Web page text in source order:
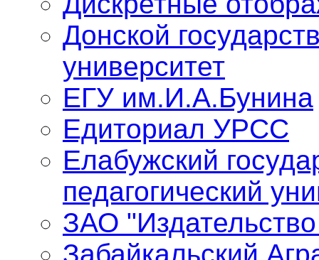
Донской
университет
ЕГУ им.И.А.Бунина
Едиториал УРСС
Елабужский
педагогический
ЗАО
Забайкальский